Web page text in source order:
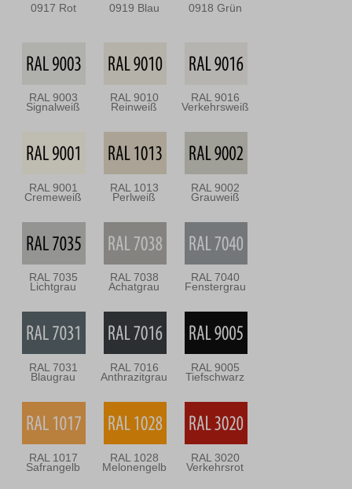
0917 Rot 0919 Blau 0918 Grün
RAL 9003
Signalweiß
RAL 9010
Reinweiß
RAL 9016
Verkehrsweiß
RAL 9001
Cremeweiß
RAL 1013
Perlweiß
RAL 9002
Grauweiß
RAL 7035
Lichtgrau
RAL 7038
Achatgrau
RAL 7040
Fenstergrau
RAL 7031
Blaugrau
RAL 7016
Anthrazitgrau
RAL 9005
Tiefschwarz
RAL 1017
Safrangelb
RAL 1028
Melonengelb
RAL 3020
Verkehrsrot